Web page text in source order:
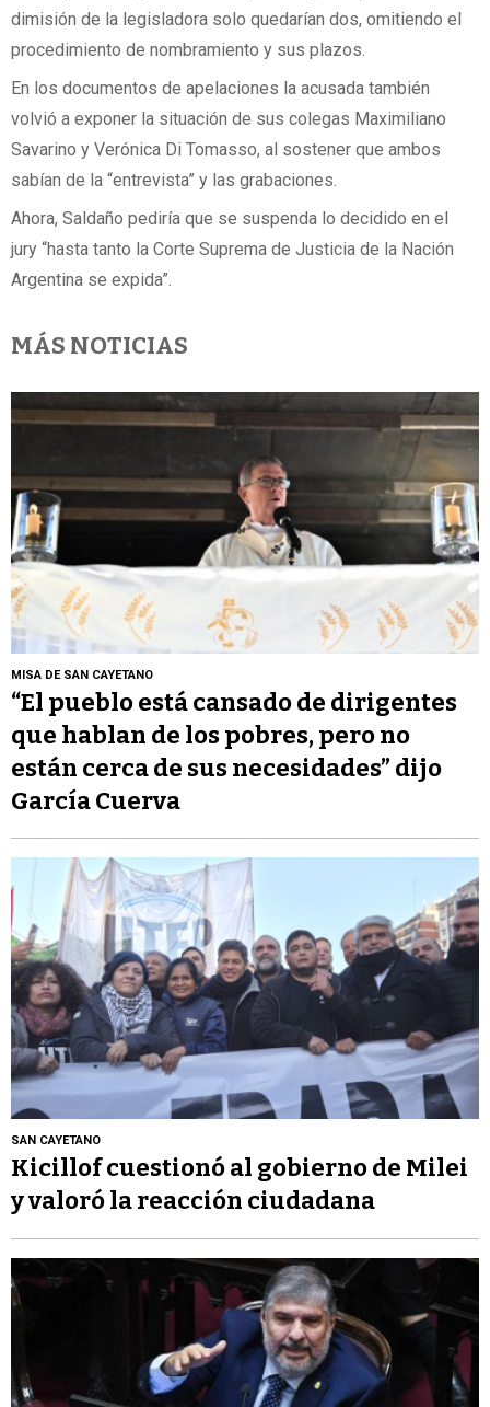
dimisión de la legisladora solo quedarían dos, omitiendo el
procedimiento de nombramiento y sus plazos.
En los documentos de apelaciones la acusada también
volvió a exponer la situación de sus colegas Maximiliano
Savarino y Verónica Di Tomasso, al sostener que ambos
sabían de la “entrevista” y las grabaciones.
Ahora, Saldaño pediría que se suspenda lo decidido en el
jury “hasta tanto la Corte Suprema de Justicia de la Nación
Argentina se expida”.
MÁS NOTICIAS
MISA DE SAN CAYETANO
“El pueblo está cansado de dirigentes
que hablan de los pobres, pero no
están cerca de sus necesidades” dijo
García Cuerva
SAN CAYETANO
Kicillof cuestionó al gobierno de Milei
y valoró la reacción ciudadana